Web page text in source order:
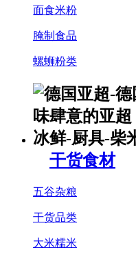
面食米粉
腌制食品
螺蛳粉类
干货食材
五谷杂粮
干货品类
大米糯米